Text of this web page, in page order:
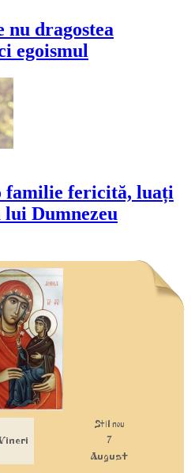
nu dragostea
egoismul
familie fericită, luați
Dumnezeu